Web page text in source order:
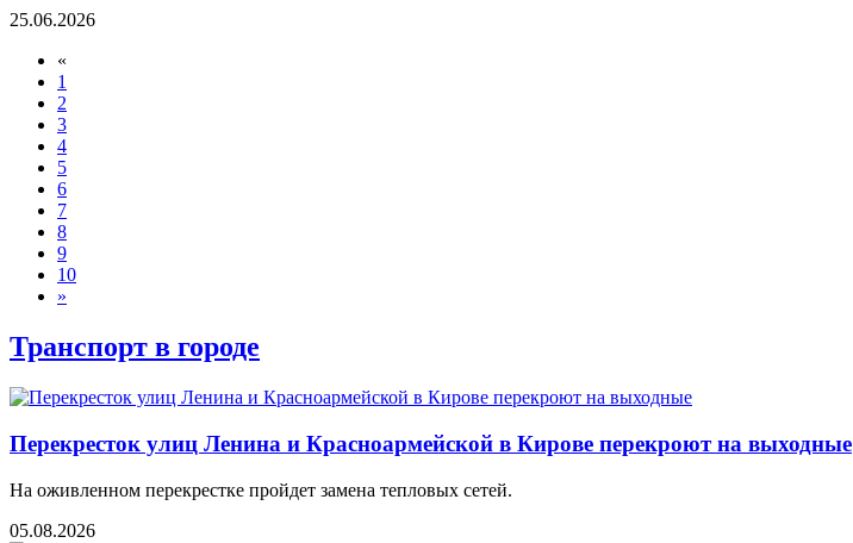
25.06.2026
«
1
2
3
4
5
6
7
8
9
10
»
Транспорт в городе
Перекресток улиц Ленина и Красноармейской в Кирове перекроют на выходные
На оживленном перекрестке пройдет замена тепловых сетей.
05.08.2026